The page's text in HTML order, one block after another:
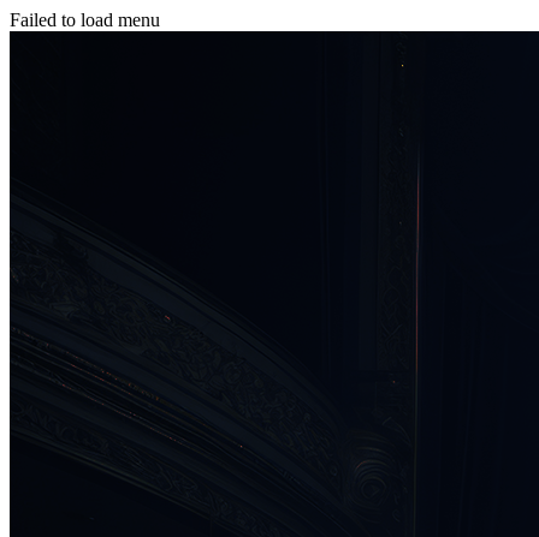
Failed to load menu